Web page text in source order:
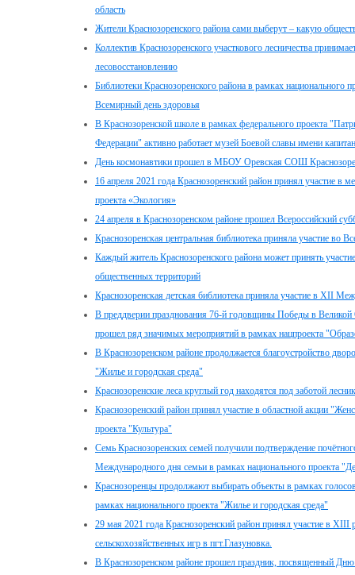
область
Жители Краснозоренского района сами выберут – какую
Коллектив Краснозоренского участкового лесничества
лесовосстановлению
Библиотеки Краснозоренского района в рамках национального
Всемирный день здоровья
В Краснозоренской школе в рамках федерального проекта
Федерации" активно работает музей Боевой славы имени
День космонавтики прошел в МБОУ Оревская СОШ
16 апреля 2021 года Краснозоренский район принял участие в
проекта «Экология»
24 апреля в Краснозоренском районе прошел Всероссийский
Краснозоренская центральная библиотека приняла участие во
Каждый житель Краснозоренского района может принять
общественных территорий
Краснозоренская детская библиотека приняла участие в XII
В преддверии празднования 76-й годовщины Победы в Великой
прошел ряд значимых мероприятий в рамках нацпроекта
В Краснозоренском районе продолжается благоустройство
"Жилье и городская среда"
Краснозоренские леса круглый год находятся под заботой
Краснозоренский район принял участие в областной акции
проекта "Культура"
Семь Краснозоренских семей получили подтверждение
Международного дня семьи в рамках национального проекта
Краснозоренцы продолжают выбирать объекты в рамках
рамках национального проекта "Жилье и городская среда"
29 мая 2021 года Краснозоренский район принял участие в XIII
сельскохозяйственных игр в пгт.Глазуновка.
В Краснозоренском районе прошел праздник, посвященный